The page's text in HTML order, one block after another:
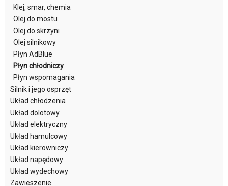
Klej, smar, chemia
Olej do mostu
Olej do skrzyni
Olej silnikowy
Płyn AdBlue
Płyn chłodniczy
Płyn wspomagania
Silnik i jego osprzęt
Układ chłodzenia
Układ dolotowy
Układ elektryczny
Układ hamulcowy
Układ kierowniczy
Układ napędowy
Układ wydechowy
Zawieszenie